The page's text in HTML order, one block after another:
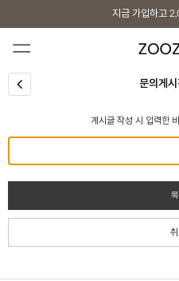
지금 가입하고
지금 가입하고
문의게
게시글 작성 시 입력한